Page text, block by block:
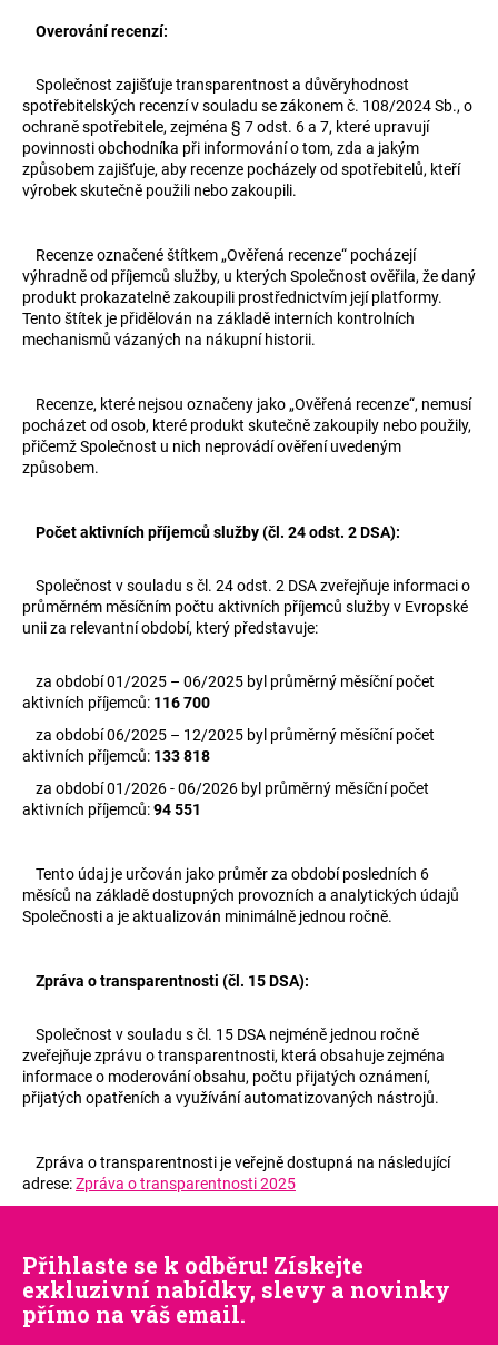
Overování recenzí:
Společnost zajišťuje transparentnost a důvěryhodnost
spotřebitelských recenzí v souladu se zákonem č. 108/2024 Sb., o
ochraně spotřebitele, zejména § 7 odst. 6 a 7, které upravují
povinnosti obchodníka při informování o tom, zda a jakým
způsobem zajišťuje, aby recenze pocházely od spotřebitelů, kteří
výrobek skutečně použili nebo zakoupili.
Recenze označené štítkem „Ověřená recenze“ pocházejí
výhradně od příjemců služby, u kterých Společnost ověřila, že daný
produkt prokazatelně zakoupili prostřednictvím její platformy.
Tento štítek je přidělován na základě interních kontrolních
mechanismů vázaných na nákupní historii.
Recenze, které nejsou označeny jako „Ověřená recenze“, nemusí
pocházet od osob, které produkt skutečně zakoupily nebo použily,
přičemž Společnost u nich neprovádí ověření uvedeným
způsobem.
Počet aktivních příjemců služby (čl. 24 odst. 2 DSA):
Společnost v souladu s čl. 24 odst. 2 DSA zveřejňuje informaci o
průměrném měsíčním počtu aktivních příjemců služby v Evropské
unii za relevantní období, který představuje:
za období 01/2025 – 06/2025 byl průměrný měsíční počet
aktivních příjemců: 116 700
za období 06/2025 – 12/2025 byl průměrný měsíční počet
aktivních příjemců: 133 818
za období01/2026 - 06/2026 byl průměrný měsíční počet
aktivních příjemců:94 551
Tento údaj je určován jako průměr za období posledních 6
měsíců na základě dostupných provozních a analytických údajů
Společnosti a je aktualizován minimálně jednou ročně.
Zpráva o transparentnosti (čl. 15 DSA):
Společnost v souladu s čl. 15 DSA nejméně jednou ročně
zveřejňuje zprávu o transparentnosti, která obsahuje zejména
informace o moderování obsahu, počtu přijatých oznámení,
přijatých opatřeních a využívání automatizovaných nástrojů.
Zpráva o transparentnosti je veřejně dostupná na následující
adrese:Zpráva o transparentnosti 2025
Přihlaste se k odběru! Získejte
exkluzivní nabídky, slevy a novinky
přímo na váš email.